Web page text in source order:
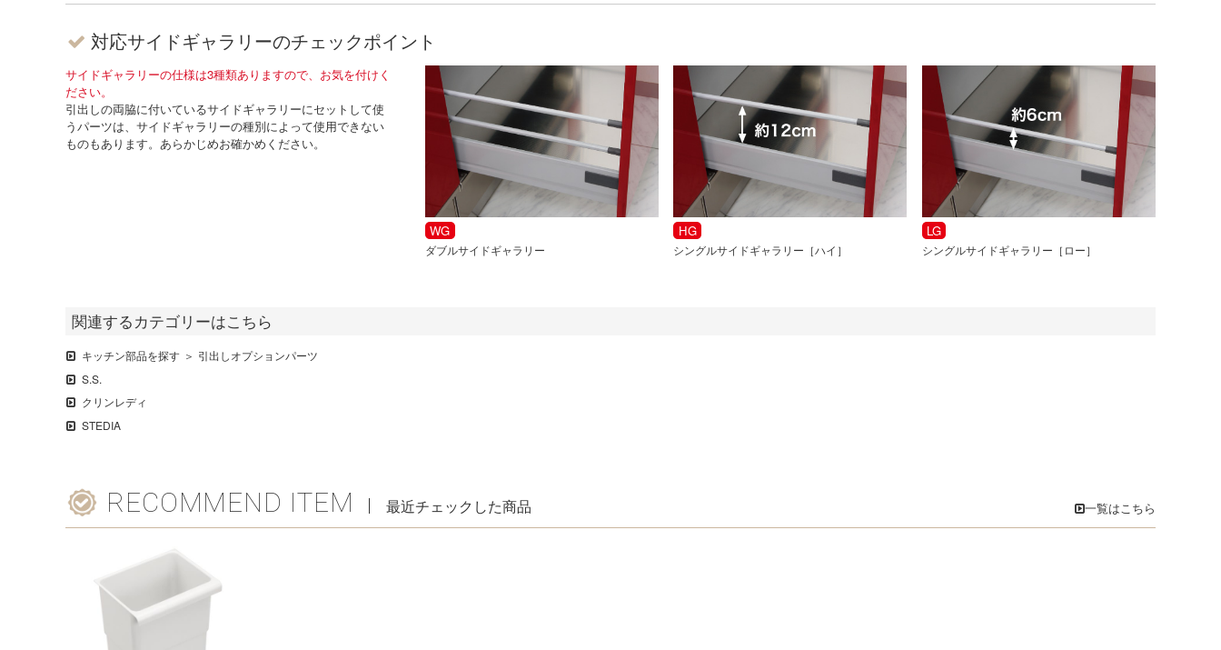
対応サイドギャラリーのチェックポイント
サイドギャラリーの仕様は3種類ありますので、お気を付けく
ださい。
引出しの両脇に付いているサイドギャラリーにセットして使
うパーツは、サイドギャラリーの種別によって使用できない
ものもあります。あらかじめお確かめください。
WG
ダブルサイドギャラリー
HG
シングルサイドギャラリー［ハイ］
LG
シングルサイドギャラリー［ロー］
関連するカテゴリーはこちら
キッチン部品を探す
引出しオプションパーツ
S.S.
クリンレディ
STEDIA
RECOMMEND ITEM 最近チェックした商品 一覧はこちら